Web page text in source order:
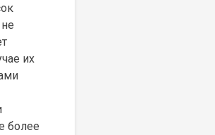
их
более